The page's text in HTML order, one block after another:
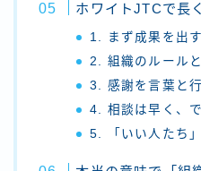
ホワイトJTCで長
1. まず成果を出
2. 組織のルール
3. 感謝を言葉と
4. 相談は早く、
5. 「いい人たち